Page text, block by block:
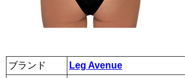
ブランド Leg Avenue